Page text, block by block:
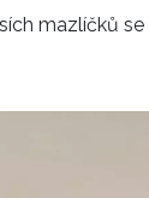
mazlíčků